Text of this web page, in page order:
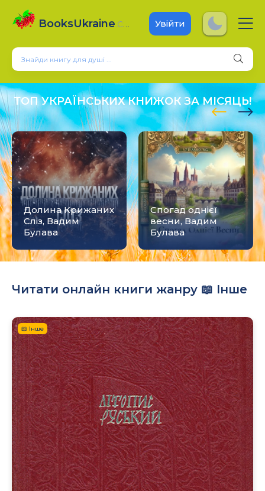
BooksUkraine.com Увійти
ТОП УКРАЇНСЬКИХ КНИЖОК ЗА МІСЯЦЬ!
Долина Крижаних
Сліз, Вадим
Булава
Спогад однієї
весни, Вадим
Булава
Читати онлайн книги жанру 📖 Інше
📖 Інше